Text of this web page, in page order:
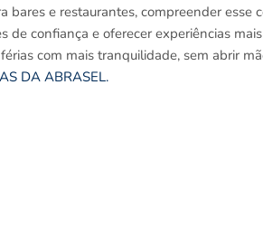
bares e restaurantes, compreender
de confiança e oferecer experiências
com mais tranquilidade, sem abrir
DA ABRASEL.